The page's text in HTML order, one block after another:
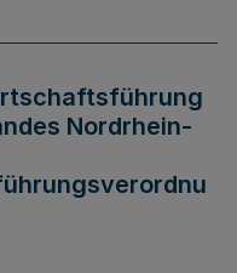
Nordrhein-